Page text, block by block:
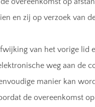
en zij op verzoek van
van het vorige lid
weg aan de
manier kan
de overeenkomst